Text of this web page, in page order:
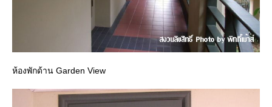
ห้องพักด้าน Garden View